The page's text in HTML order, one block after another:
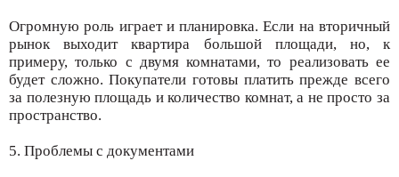
Огромную роль играет и планировка. Если на вторичный
рынок выходит квартира большой площади, но, к
примеру, только с двумя комнатами, то реализовать ее
будет сложно. Покупатели готовы платить прежде всего
за полезную площадь и количество комнат, а не просто за
пространство.
5. Проблемы с документами